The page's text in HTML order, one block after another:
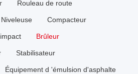
Rouleau de route
Niveleuse Compacteur
Brûleur
Stabilisateur
Équipement d 'émulsion d'asphalte